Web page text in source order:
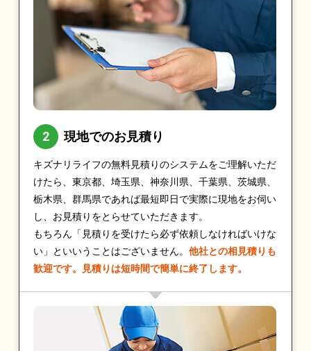
現地でのお見積り
キズナリライフの無料見積りのシステムをご理解いただ
けたら、東京都、埼玉県、神奈川県、千葉県、茨城県、
栃木県、群馬県であれば最短即日で実際に現地をお伺い
し、お見積りをとらせていただきます。
もちろん「見積りを受けたら必ず依頼しなければいけな
い」といいうことはございません。 他社との相見積りも
歓迎です。見積りは短時間で簡単に終了します。